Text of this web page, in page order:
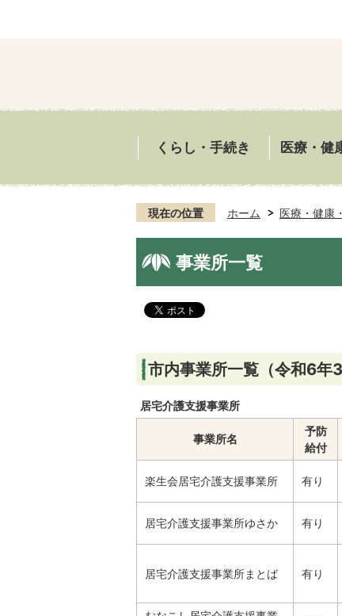
くらし・手続き 医療・健
現在の位置 ホーム 医療・健康
事業所一覧
市内事業所一覧（令和6年3
居宅介護支援事業所
事業所名
予防
給付
楽生会居宅介護支援事業所 有り
居宅介護支援事業所ゆさか 有り
居宅介護支援事業所まとば 有り